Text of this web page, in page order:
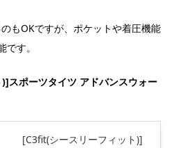
もOKですが、ポケットや着圧機能
す。
スポーツタイツ アドバンスウォー
[C3fit(シースリーフィット)]